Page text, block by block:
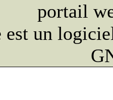
portail
est un